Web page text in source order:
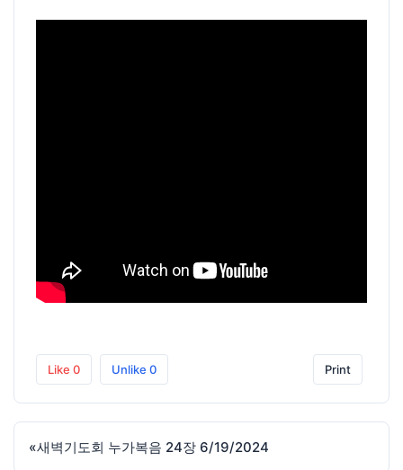
Like 0 Unlike 0 Print
«새벽기도회 누가복음 24장 6/19/2024